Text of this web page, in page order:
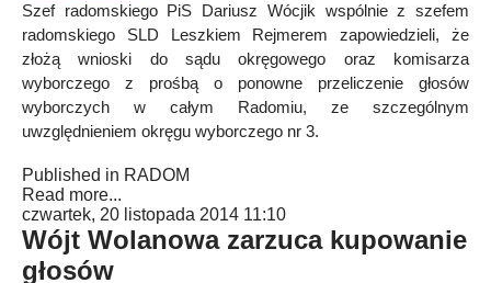
Szef radomskiego PiS Dariusz Wócjik wspólnie z szefem
radomskiego SLD Leszkiem Rejmerem zapowiedzieli, że
złożą wnioski do sądu okręgowego oraz komisarza
wyborczego z prośbą o ponowne przeliczenie głosów
wyborczych w całym Radomiu, ze szczególnym
uwzględnieniem okręgu wyborczego nr 3.
Published in RADOM
Read more...
czwartek, 20 listopada 2014 11:10
Wójt Wolanowa zarzuca kupowanie
głosów